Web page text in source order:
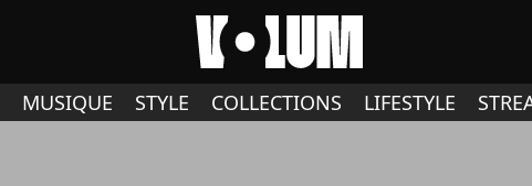
MUSIQUE STYLE COLLECTIONS LIFESTYLE